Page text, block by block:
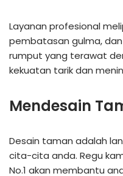
Layanan profesional
pembatasan gulma,
rumput yang terawat
kekuatan tarik dan
Mendesain
Desain taman adalah
cita-cita anda. Regu
No.1 akan membantu